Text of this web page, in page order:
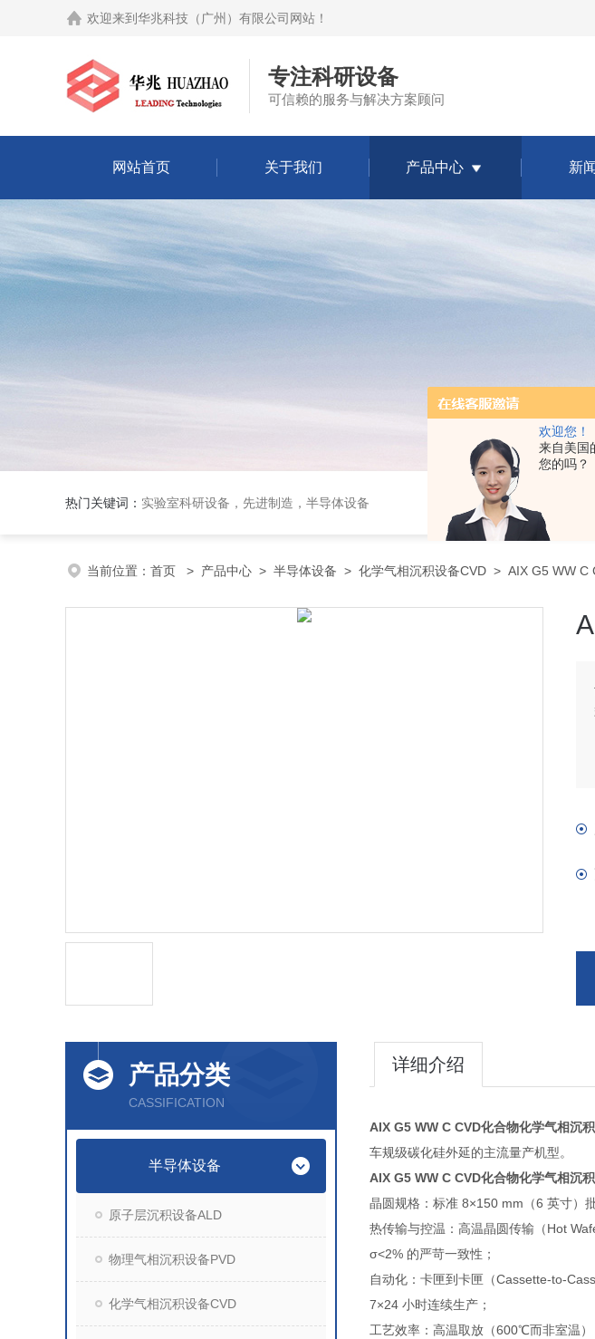
欢迎您！
来自美国
您的吗？
欢迎来到 华兆科技（广州）有限公司网站 ！
专注科研设备
可信赖的服务与解决方案顾问
网站首页 关于我们 产品中心 新
热门关键词： 实验室科研设备，先进制造，半导体设备
当前位置： 首页 > 产品中心 > 半导体设备 > 化学气相沉积设备CVD > AIX G5 WW C
产品分类
CASSIFICATION
半导体设备
原子层沉积设备ALD
物理气相沉积设备PVD
化学气相沉积设备CVD
详细介绍
AIX G5 WW C CVD化合物化学气相沉
车规级碳化硅外延的主流量产机
AIX G5 WW C CVD化合物化学气相沉
晶圆规格：标准 8×150 mm（6 英寸
热传输与控温：高温晶圆传输（Hot
σ<2% 的严苛一致性；
自动化：卡匣到卡匣（Cassette-to-
7×24 小时连续生产；
工艺效率：高温取放（600℃而非室温